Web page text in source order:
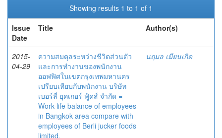
Showing results 1 to 1 of 1
Issue
Date
Title Author(s)
2015-
04-29
ความสมดุลระหว่างชีวิตส่วนตัว
และการทำงานของพนักงาน
ออฟฟิศในเขตกรุงเทพมหานคร
เปรียบเทียบกับพนักงาน บริษัท
เบอร์ลี่ ยุคเกอร์ ฟู้ดส์ จำกัด =
Work-life balance of employees
in Bangkok area compare with
employees of Berli jucker foods
limited.
นฤมล เมียนเกิด